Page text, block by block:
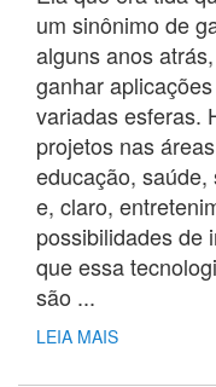
um sinônimo de
alguns anos
ganhar
variadas esferas.
projetos nas
educação, saúde,
e, claro,
possibilidades de
que essa
são ...
LEIA MAIS